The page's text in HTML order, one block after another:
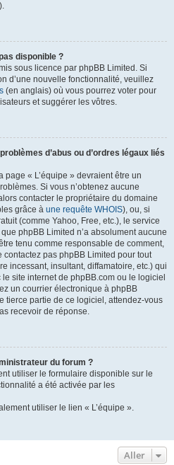
disponible ?
sous licence par phpBB Limited. Si
d’une nouvelle fonctionnalité, veuillez
(en anglais) où vous pourrez voter pour
et suggérer les vôtres.
d’abus ou d’ordres légaux liés
page « L’équipe » devraient être un
Si vous n’obtenez aucune
contacter le propriétaire du domaine
grâce à une requête WHOIS), ou, si
(comme Yahoo, Free, etc.), le service
phpBB Limited n’a absolument aucune
tenu comme responsable de comment,
pas phpBB Limited pour tout
incessant, insultant, diffamatoire, etc.) qui
site internet de phpBB.com ou le logiciel
un courrier électronique à phpBB
tierce partie de ce logiciel, attendez-vous
recevoir de réponse.
du forum ?
utiliser le formulaire disponible sur le
a été activée par les
utiliser le lien « L’équipe ».
Aller